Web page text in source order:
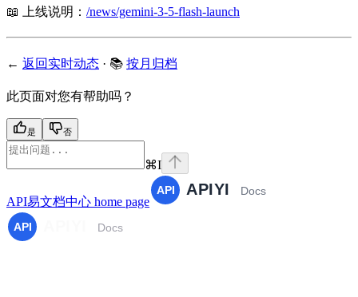
📖 上线说明： /news/gemini-3-5-flash-launch
← 返回实时动态 · 📚 按月归档
此页面对您有帮助吗？
是 否
⌘I
API易文档中心 home page